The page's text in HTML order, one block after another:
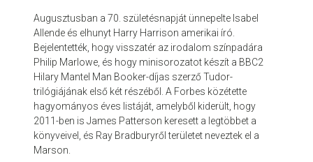
Augusztusban a 70. születésnapját ünnepelte Isabel
Allende és elhunyt Harry Harrison amerikai író.
Bejelentették, hogy visszatér az irodalom színpadára
Philip Marlowe, és hogy minisorozatot készít a BBC2
Hilary Mantel Man Booker-díjas szerző Tudor-
trilógiájának első két részéből. A Forbes közétette
hagyományos éves listáját, amelyből kiderült, hogy
2011-ben is James Patterson keresett a legtöbbet a
könyveivel, és Ray Bradburyről területet neveztek el a
Marson.